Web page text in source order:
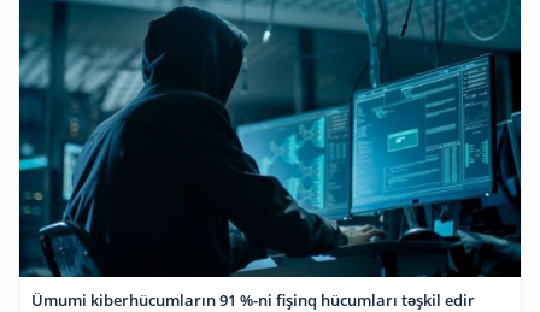
Ümumi kiberhücumların 91 %-ni fişinq hücumları təşkil edir